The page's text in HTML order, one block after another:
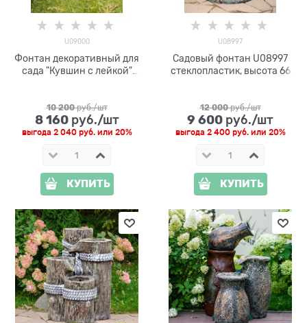
U09000
Фонтан декоративный для
сада "Кувшин с лейкой"
10 200 руб./шт
8 160 руб./шт
выгода 2 040 руб.или 20%
КУПИТЬ
U08997
Садовый фонтан U08997
стеклопластик, высота 66
12 000 руб./шт
9 600 руб./шт
выгода 2 400 руб.или 20%
КУПИТЬ